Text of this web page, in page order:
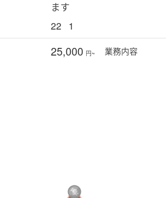
ます
22 1
25,000 円~ 業務内容